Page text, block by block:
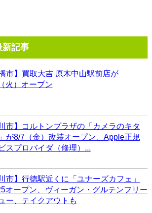
新記事
市】買取大吉 原木中山駅前店が
火）オープン
市】コルトンプラザの「カメラのキタ
が8/7（金）改装オープン、Apple正規
スプロバイダ（修理）...
市】行徳駅近くに「ユナーズカフェ」
オープン、ヴィーガン・グルテンフリー
ー、テイクアウトも